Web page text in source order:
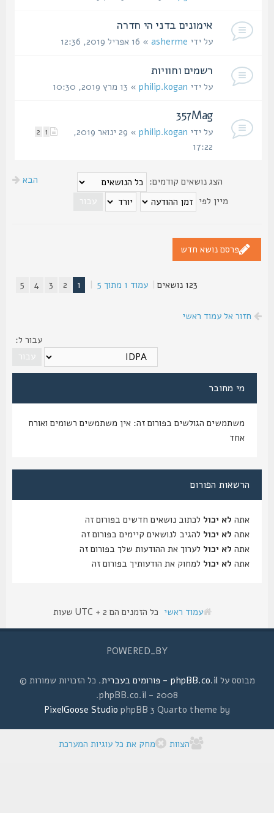
אימונים בדני הי חדרה
על ידיasherme» 16 אפריל 2019, 12:36
רשמים וחוויות
על ידיphilip.kogan» 13 מרץ 2019, 10:30
357Mag
2 על ידיphilip.kogan
» 29 ינואר 2019,
17:22
הצג נושאים קודמים:
מיין לפי
פרסם נושא חדש
| עמוד1מתוך5
|
1
5
חזור אל עמוד ראשי
עבור ל:
מי מחובר
משתמשים הגולשים בפורום זה: אין משתמשים רשומים ואורח
הרשאות הפורום
לא יכול לכתוב נושאים חדשים בפורום זה
לא יכול להגיב לנושאים קיימים בפורום זה
לא יכול לערוך את ההודעות שלך בפורום זה
לא יכול למחוק את הודעותיך בפורום זה
עמוד ראשי כל הזמנים הם UTC + 2 שעות
POWERED_BY
מבוסס עלphpBB.co.il - פורומים בעברית
. כל הזכויות שמורות ©
2008 - phpBB.co.il.
phpBB 3 Quarto theme by
PixelGoose Studio
הצוות מחק את כל עוגיות המערכת